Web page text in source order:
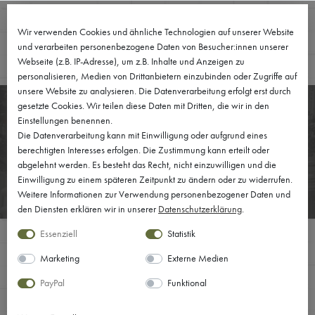
0
VERANTWORTUNG
Diesoziale Verantwortung
von Unternehmen wird auch als
„Corporate Social Responsibility“, kurz CSR, bezeichnet. Unter CSR
unternehmerischen Entscheidungen mit einzubeziehen. Für
Wir verwenden Cookies und ähnliche Technologien auf unserer Website
und verarbeiten personenbezogene Daten von Besucher:innen unserer
Webseite (z.B. IP-Adresse), um z.B. Inhalte und Anzeigen zu
personalisieren, Medien von Drittanbietern einzubinden oder Zugriffe auf
unsere Website zu analysieren. Die Datenverarbeitung erfolgt erst durch
gesetzte Cookies. Wir teilen diese Daten mit Dritten, die wir in den
Einstellungen benennen.
Die Datenverarbeitung kann mit Einwilligung oder aufgrund eines
berechtigten Interesses erfolgen. Die Zustimmung kann erteilt oder
abgelehnt werden. Es besteht das Recht, nicht einzuwilligen und die
Einwilligung zu einem späteren Zeitpunkt zu ändern oder zu widerrufen.
Weitere Informationen zur Verwendung personenbezogener Daten und
den Diensten erklären wir in unserer Daten­schutz­erklärung.
Essenziell
Statistik
Marketing
Externe Medien
PayPal
Funktional